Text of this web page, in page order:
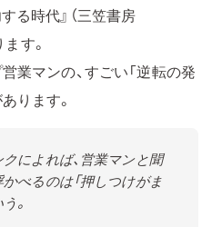
る時代』（三笠書房
す。
業マンの、すごい「逆転の発
ります。
によれば、営業マンと聞
べるのは「押しつけがま
。